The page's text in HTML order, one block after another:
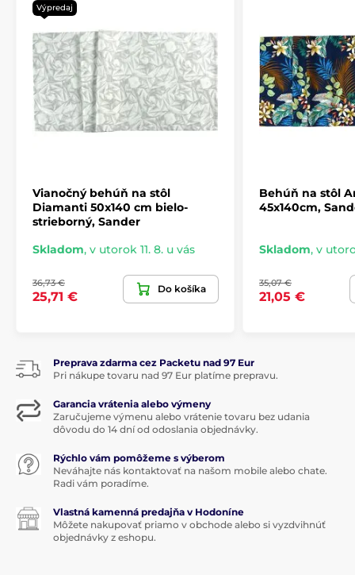
Produkt je zaradený v kategóriách
Behúne TEXTIL V AKCII
Vianočné behúne
Výpredaj
Vianočný behúň na stôl
Diamanti 50x140 cm bielo-
strieborný, Sander
Skladom, v utorok 11. 8. u vás
36,73 €
25,71 €
Do košíka
Behúň na stôl
45x140cm,
Skladom, v
35,07 €
21,05 €
Preprava zdarma cez Packetu nad 97 Eur
Pri nákupe tovaru nad 97 Eur platíme prepravu.
Garancia vrátenia alebo výmeny
Zaručujeme výmenu alebo vrátenie tovaru bez udania
dôvodu do 14 dní od odoslania objednávky.
Rýchlo vám pomôžeme s výberom
Neváhajte nás kontaktovať na našom mobile alebo chate.
Radi vám poradíme.
Vlastná kamenná predajňa v Hodoníne
Môžete nakupovať priamo v obchode alebo si vyzdvihnúť
objednávky z eshopu.